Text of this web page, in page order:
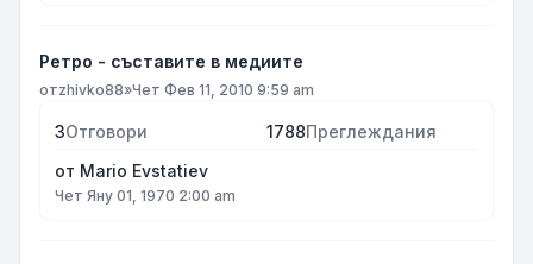
Ретро - съставите в медиите
отzhivko88»Чет Фев 11, 2010 9:59 am
3Отговори 1788Преглеждания
от Mario Evstatiev
Чет Яну 01, 1970 2:00 am